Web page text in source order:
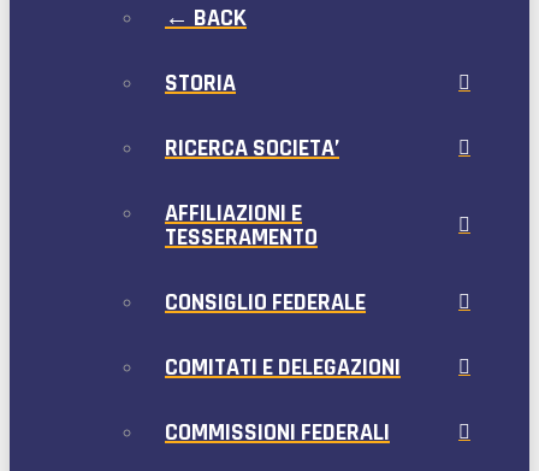
← BACK
STORIA
RICERCA SOCIETA’
AFFILIAZIONI E
TESSERAMENTO
CONSIGLIO FEDERALE
COMITATI E DELEGAZIONI
COMMISSIONI FEDERALI